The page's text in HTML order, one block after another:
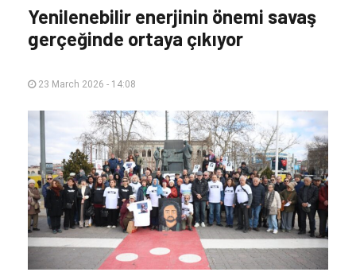
Yenilenebilir enerjinin önemi savaş
gerçeğinde ortaya çıkıyor
23 March 2026 - 14:08